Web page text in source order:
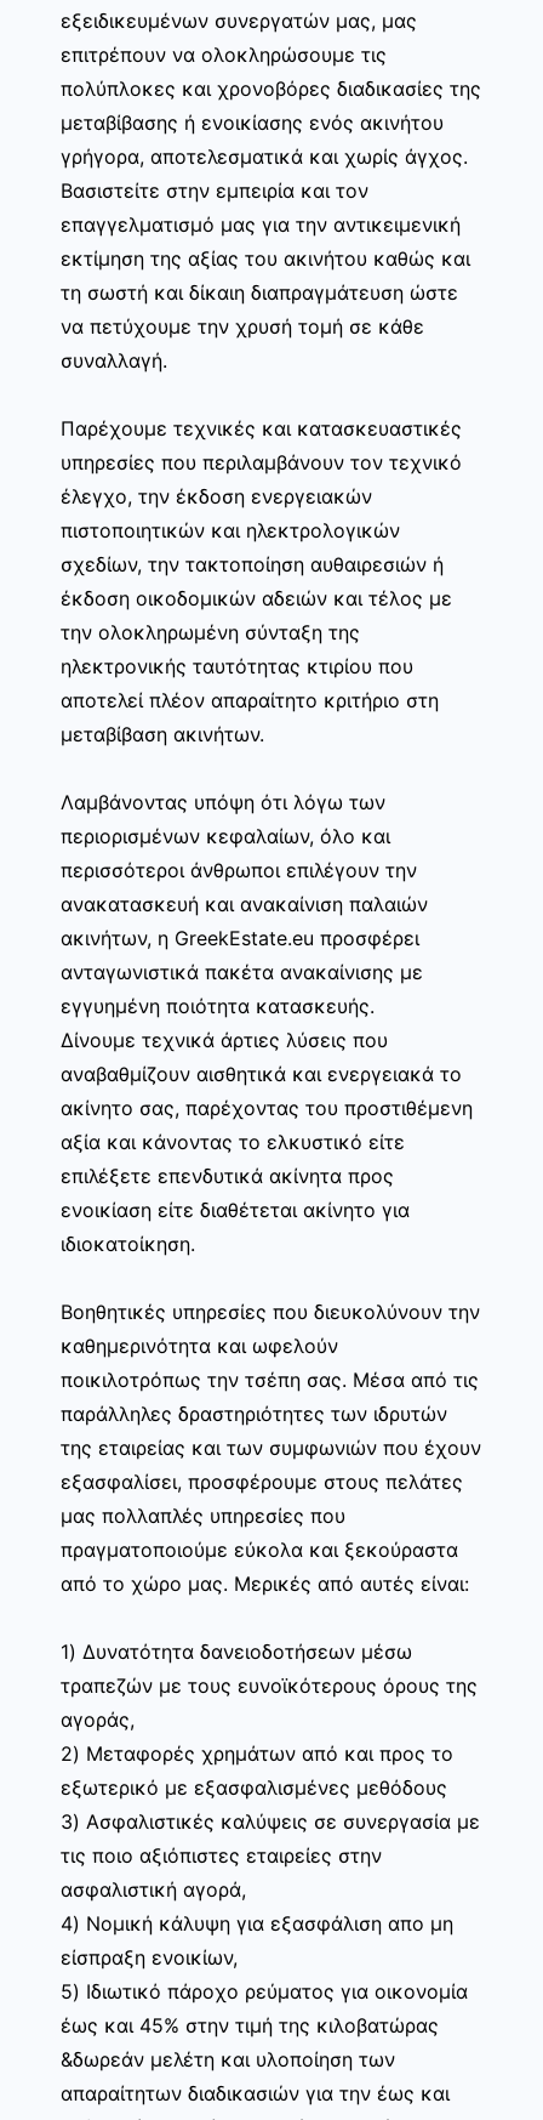
εξειδικευμένων συνεργατών μας, μας
επιτρέπουν να ολοκληρώσουμε τις
πολύπλοκες και χρονοβόρες διαδικασίες της
μεταβίβασης ή ενοικίασης ενός ακινήτου
γρήγορα, αποτελεσματικά και χωρίς άγχος.
Βασιστείτε στην εμπειρία και τον
επαγγελματισμό μας για την αντικειμενική
εκτίμηση της αξίας του ακινήτου καθώς και
τη σωστή και δίκαιη διαπραγμάτευση ώστε
να πετύχουμε την χρυσή τομή σε κάθε
συναλλαγή.
Παρέχουμε τεχνικές και κατασκευαστικές
υπηρεσίες που περιλαμβάνουν τον τεχνικό
έλεγχο, την έκδοση ενεργειακών
πιστοποιητικών και ηλεκτρολογικών
σχεδίων, την τακτοποίηση αυθαιρεσιών ή
έκδοση οικοδομικών αδειών και τέλος με
την ολοκληρωμένη σύνταξη της
ηλεκτρονικής ταυτότητας κτιρίου που
αποτελεί πλέον απαραίτητο κριτήριο στη
μεταβίβαση ακινήτων.
Λαμβάνοντας υπόψη ότι λόγω των
περιορισμένων κεφαλαίων, όλο και
περισσότεροι άνθρωποι επιλέγουν την
ανακατασκευή και ανακαίνιση παλαιών
ακινήτων, η GreekEstate.eu προσφέρει
ανταγωνιστικά πακέτα ανακαίνισης με
εγγυημένη ποιότητα κατασκευής.
Δίνουμε τεχνικά άρτιες λύσεις που
αναβαθμίζουν αισθητικά και ενεργειακά το
ακίνητο σας, παρέχοντας του προστιθέμενη
αξία και κάνοντας το ελκυστικό είτε
επιλέξετε επενδυτικά ακίνητα προς
ενοικίαση είτε διαθέτεται ακίνητο για
ιδιοκατοίκηση.
Βοηθητικές υπηρεσίες που διευκολύνουν την
καθημερινότητα και ωφελούν
ποικιλοτρόπως την τσέπη σας. Μέσα από τις
παράλληλες δραστηριότητες των ιδρυτών
της εταιρείας και των συμφωνιών που έχουν
εξασφαλίσει, προσφέρουμε στους πελάτες
μας πολλαπλές υπηρεσίες που
πραγματοποιούμε εύκολα και ξεκούραστα
από το χώρο μας. Μερικές από αυτές είναι:
1) Δυνατότητα δανειοδοτήσεων μέσω
τραπεζών με τους ευνοϊκότερους όρους της
αγοράς,
2) Μεταφορές χρημάτων από και προς το
εξωτερικό με εξασφαλισμένες μεθόδους
3) Ασφαλιστικές καλύψεις σε συνεργασία με
τις ποιο αξιόπιστες εταιρείες στην
ασφαλιστική αγορά,
4) Νομική κάλυψη για εξασφάλιση απο μη
είσπραξη ενοικίων,
5) Ιδιωτικό πάροχο ρεύματος για οικονομία
έως και 45% στην τιμή της κιλοβατώρας
&δωρεάν μελέτη και υλοποίηση των
απαραίτητων διαδικασιών για την έως και